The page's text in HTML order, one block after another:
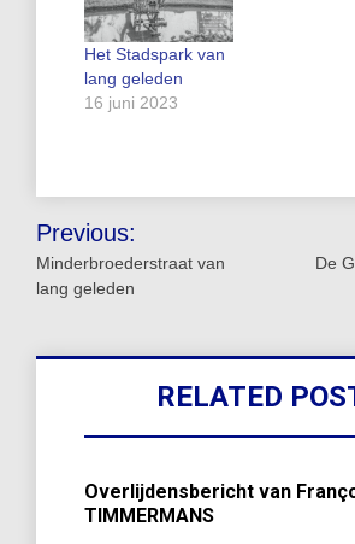
Het Stadspark van
lang geleden
16 juni 2023
Bericht
navigatie
Previous:
Minderbroederstraat van
lang geleden
De
RELATED
Overlijdensbericht van
TIMMERMANS